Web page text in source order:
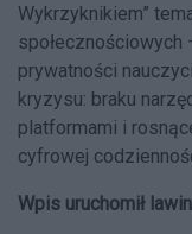
Wykrzyknikiem”
społecznościowych
prywatności
kryzysu: braku
platformami i
cyfrowej
Wpis uruchomił